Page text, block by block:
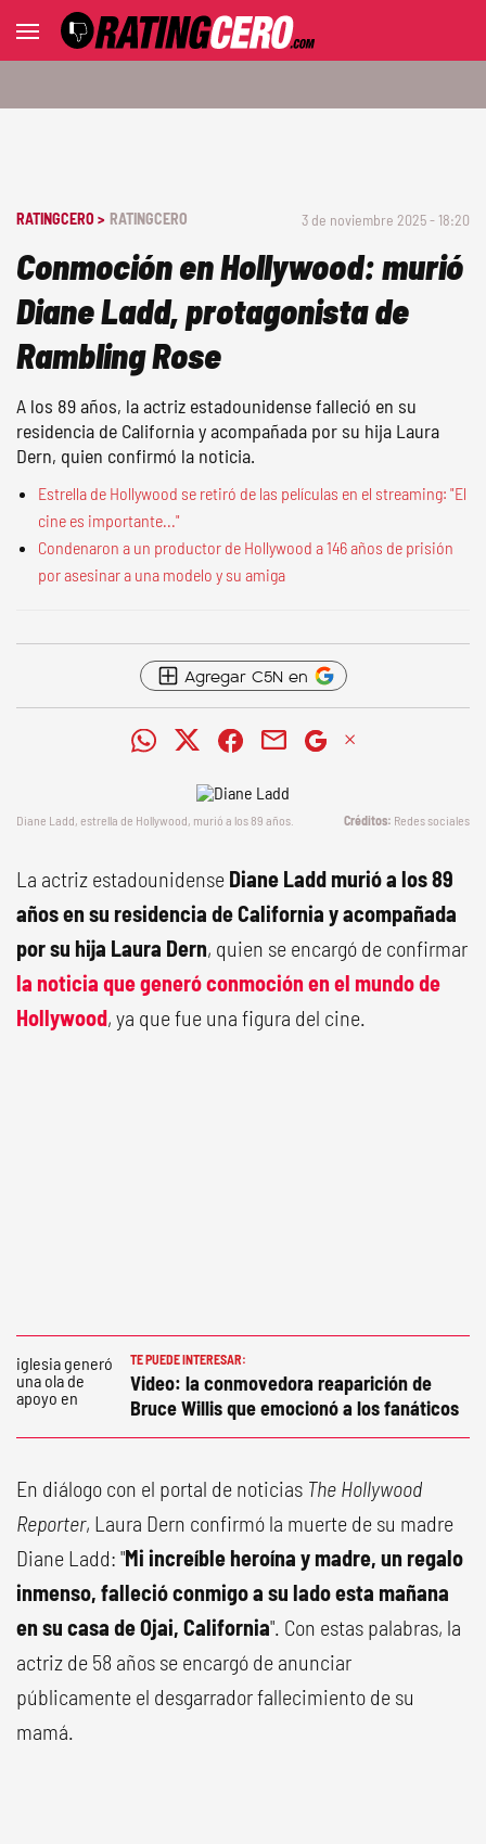
RATINGCERO > RATINGCERO 3 de noviembre 2025 - 18:20
Conmoción en Hollywood: murió
Diane Ladd, protagonista de
Rambling Rose
A los 89 años, la actriz estadounidense falleció en su
residencia de California y acompañada por su hija Laura
Dern, quien confirmó la noticia.
Estrella de Hollywood se retiró de las películas en el streaming: "El
cine es importante..."
Condenaron a un productor de Hollywood a 146 años de prisión
por asesinar a una modelo y su amiga
Agregar C5N en
Diane Ladd, estrella de Hollywood, murió a los 89 años. Redes sociales
La actriz estadounidense Diane Ladd murió a los 89
años en su residencia de California y acompañada
por su hija Laura Dern, quien se encargó de confirmar
la noticia que generó conmoción en el mundo de
Hollywood, ya que fue una figura del cine.
TE PUEDE INTERESAR:
Video: la conmovedora reaparición de
Bruce Willis que emocionó a los fanáticos
En diálogo con el portal de noticias The Hollywood
Reporter, Laura Dern confirmó la muerte de su madre
Diane Ladd: "Mi increíble heroína y madre, un regalo
inmenso, falleció conmigo a su lado esta mañana
en su casa de Ojai, California". Con estas palabras, la
actriz de 58 años se encargó de anunciar
públicamente el desgarrador fallecimiento de su
mamá.